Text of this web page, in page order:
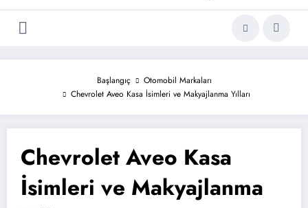
Başlangıç
Otomobil Markaları
Chevrolet Aveo Kasa İsimleri ve Makyajlanma Yılları
Chevrolet Aveo Kasa
İsimleri ve Makyajlanma